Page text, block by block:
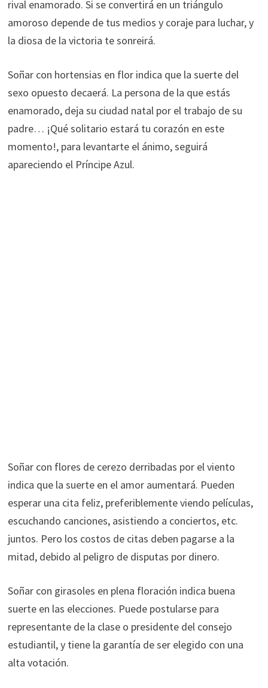
rival enamorado. Si se convertirá en un triángulo
amoroso depende de tus medios y coraje para luchar, y
la diosa de la victoria te sonreirá.
Soñar con hortensias en flor indica que la suerte del
sexo opuesto decaerá. La persona de la que estás
enamorado, deja su ciudad natal por el trabajo de su
padre… ¡Qué solitario estará tu corazón en este
momento!, para levantarte el ánimo, seguirá
apareciendo el Príncipe Azul.
Soñar con flores de cerezo derribadas por el viento
indica que la suerte en el amor aumentará. Pueden
esperar una cita feliz, preferiblemente viendo películas,
escuchando canciones, asistiendo a conciertos, etc.
juntos. Pero los costos de citas deben pagarse a la
mitad, debido al peligro de disputas por dinero.
Soñar con girasoles en plena floración indica buena
suerte en las elecciones. Puede postularse para
representante de la clase o presidente del consejo
estudiantil, y tiene la garantía de ser elegido con una
alta votación.